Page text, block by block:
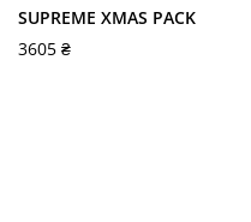
SUPREME XMAS PACK
3605 ₴